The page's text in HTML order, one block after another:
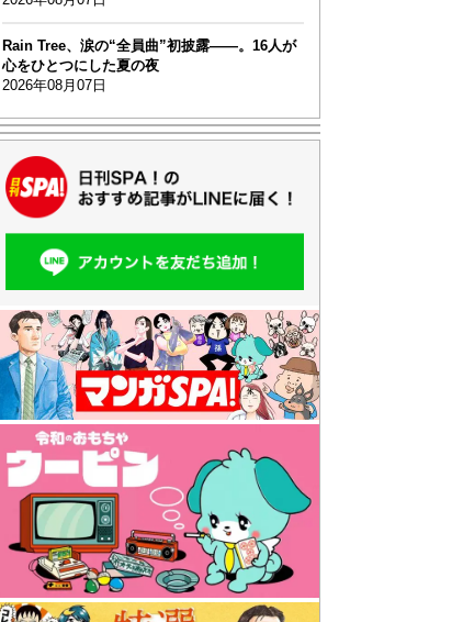
Rain Tree、涙の“全員曲”初披露――。16人が
心をひとつにした夏の夜
2026年08月07日